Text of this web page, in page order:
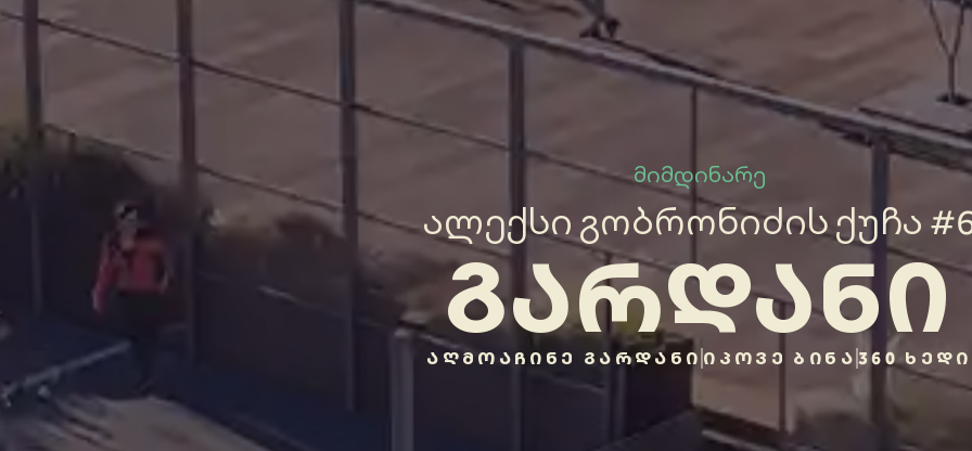
მიმდინარე
ალექსი გობრონიძის ქუჩა
ᲒᲐᲠᲓᲐᲜᲘ
ᲐᲦᲛᲝᲐᲩᲘᲜᲔ ᲒᲐᲠᲓᲐᲜᲘ ᲘᲞᲝᲕᲔ ᲑᲘᲜᲐ 360 ᲮᲔᲓᲘ